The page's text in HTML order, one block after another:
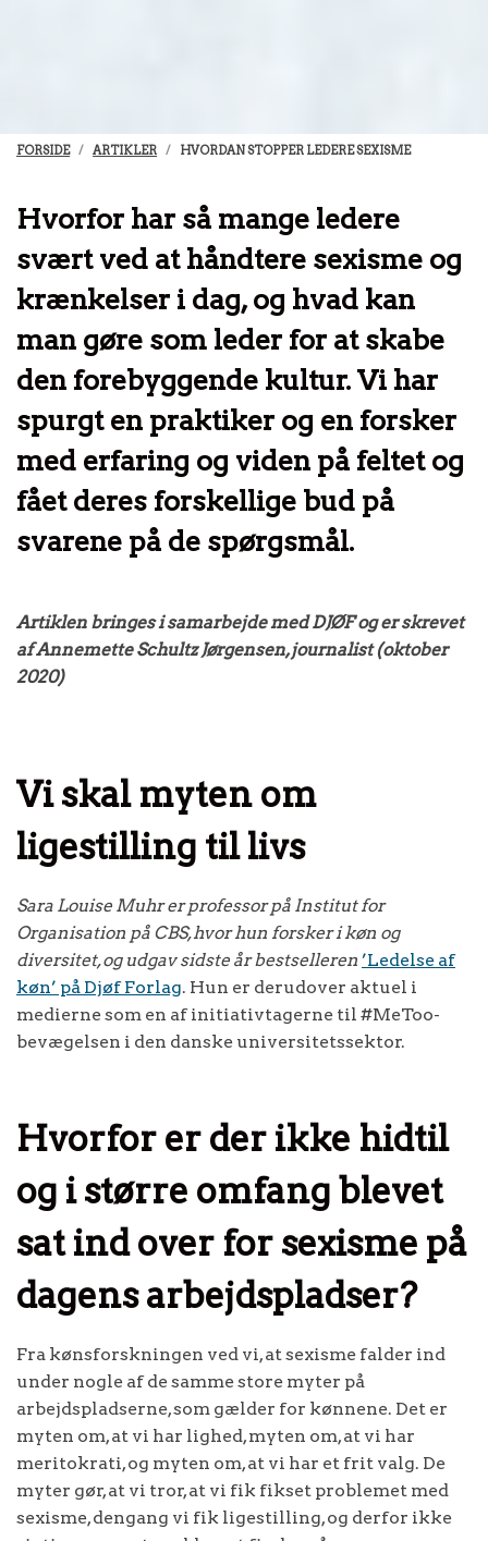
FORSIDE ARTIKLER HVORDAN STOPPER LEDERE SEXISME
Hvorfor har så mange ledere
svært ved at håndtere sexisme og
krænkelser i dag, og hvad kan
man gøre som leder for at skabe
den forebyggende kultur. Vi har
spurgt en praktiker og en forsker
med erfaring og viden på feltet og
fået deres forskellige bud på
svarene på de spørgsmål.
Artiklen bringes i samarbejde med DJØF og er skrevet
af Annemette Schultz Jørgensen, journalist (oktober
2020)
Vi skal myten om
ligestilling til livs
Sara Louise Muhr er professor på Institut for
Organisation på CBS, hvor hun forsker i køn og
diversitet, og udgav sidste år bestselleren ’Ledelse af
køn’ på Djøf Forlag. Hun er derudover aktuel i
medierne som en af initiativtagerne til #MeToo-
bevægelsen i den danske universitetssektor.
Hvorfor er der ikke hidtil
og i større omfang blevet
sat ind over for sexisme på
dagens arbejdspladser?
Fra kønsforskningen ved vi, at sexisme falder ind
under nogle af de samme store myter på
arbejdspladserne, som gælder for kønnene. Det er
myten om, at vi har lighed, myten om, at vi har
meritokrati, og myten om, at vi har et frit valg. De
myter gør, at vi tror, at vi fik fikset problemet med
sexisme, dengang vi fik ligestilling, og derfor ikke